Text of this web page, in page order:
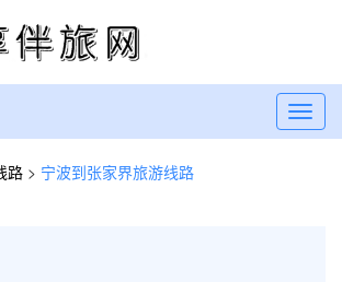
路 > 宁波到张家界旅游线路